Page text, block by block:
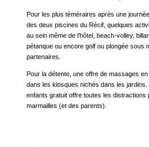
Pour les plus téméraires après une
des deux piscines du Récif, quelques
au sein même de l’hôtel, beach-volley,
pétanque ou encore golf ou plongée sous
partenaires.
Pour la détente, une offre de massages
dans les kiosques nichés dans les jardins.
enfants gratuit offre toutes les distractions
marmailles (et des parents).